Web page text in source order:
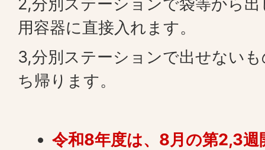
用容器に直接入れます。
3,分別ステーションで出せない
ち帰ります。
令和8年度は、8月の第2,3週